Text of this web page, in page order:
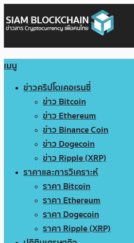
เมนู
ข่าวคริปโตเคอเรนซี่
ข่าว Bitcoin
ข่าว Ethereum
ข่าว Binance Coin
ข่าว Dogecoin
ข่าว Ripple (XRP)
ราคาและการวิเคราะห์
ราคา Bitcoin
ราคา Ethereum
ราคา Dogecoin
ราคา Ripple (XRP)